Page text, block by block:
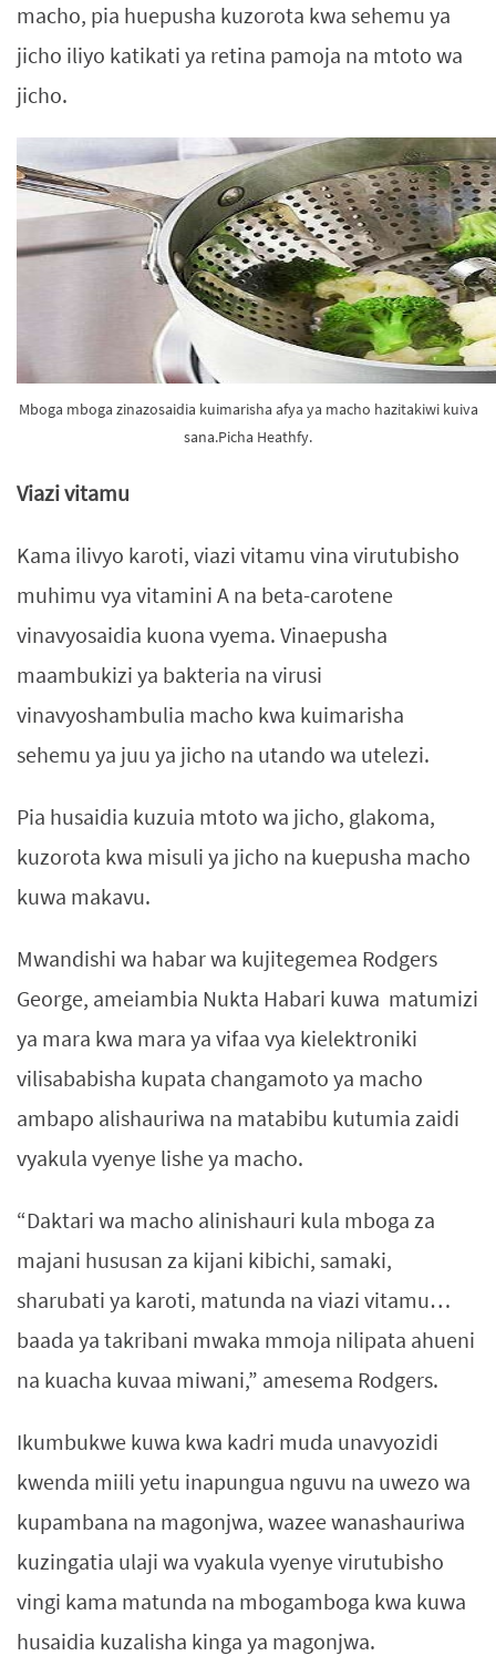
macho, pia huepusha kuzorota kwa sehemu ya
jicho iliyo katikati ya retina pamoja na mtoto wa
jicho.
Mboga mboga zinazosaidia kuimarisha afya ya macho hazitakiwi kuiva
sana.Picha Heathfy.
Viazi vitamu
Kama ilivyo karoti, viazi vitamu vina virutubisho
muhimu vya vitamini A na beta-carotene
vinavyosaidia kuona vyema. Vinaepusha
maambukizi ya bakteria na virusi
vinavyoshambulia macho kwa kuimarisha
sehemu ya juu ya jicho na utando wa utelezi.
Pia husaidia kuzuia mtoto wa jicho, glakoma,
kuzorota kwa misuli ya jicho na kuepusha macho
kuwa makavu.
Mwandishi wa habar wa kujitegemea Rodgers
George, ameiambia Nukta Habari kuwa matumizi
ya mara kwa mara ya vifaa vya kielektroniki
vilisababisha kupata changamoto ya macho
ambapo alishauriwa na matabibu kutumia zaidi
vyakula vyenye lishe ya macho.
“Daktari wa macho alinishauri kula mboga za
majani hususan za kijani kibichi, samaki,
sharubati ya karoti, matunda na viazi vitamu…
baada ya takribani mwaka mmoja nilipata ahueni
na kuacha kuvaa miwani,” amesema Rodgers.
Ikumbukwe kuwa kwa kadri muda unavyozidi
kwenda miili yetu inapungua nguvu na uwezo wa
kupambana na magonjwa, wazee wanashauriwa
kuzingatia ulaji wa vyakula vyenye virutubisho
vingi kama matunda na mbogamboga kwa kuwa
husaidia kuzalisha kinga ya magonjwa.